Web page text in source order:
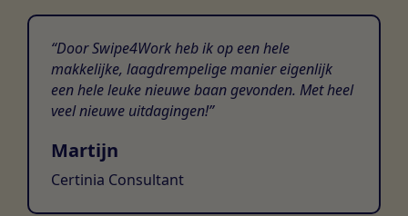
Door Swipe4Work heb ik op een hele
makkelijke, laagdrempelige manier eigenlijk
een hele leuke nieuwe baan gevonden. Met heel
veel nieuwe uitdagingen!
Martijn
Certinia Consultant